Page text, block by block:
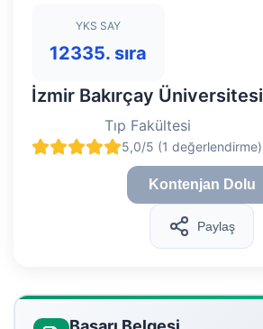
YKS SAY
12335. sıra
İzmir Bakırçay Üniversitesi
Tıp Fakültesi
5,0/5 (1 değerlendirme)
Kontenjan Dolu
Paylaş